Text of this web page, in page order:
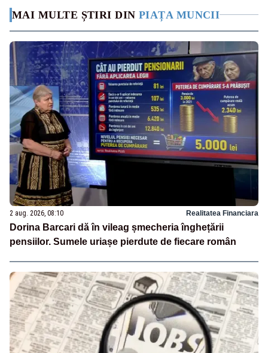
MAI MULTE ȘTIRI DIN PIAȚA MUNCII
2 aug. 2026, 08:10 Realitatea Financiara
Dorina Barcari dă în vileag șmecheria înghețării
pensiilor. Sumele uriașe pierdute de fiecare român